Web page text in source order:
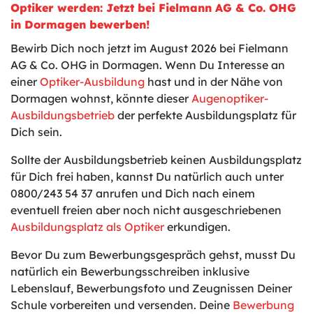
Optiker werden: Jetzt bei Fielmann AG & Co. OHG
in Dormagen bewerben!
Bewirb Dich noch jetzt im August 2026 bei Fielmann
AG & Co. OHG in Dormagen. Wenn Du Interesse an
einer Optiker-Ausbildung hast und in der Nähe von
Dormagen wohnst, könnte dieser Augenoptiker-
Ausbildungsbetrieb der perfekte Ausbildungsplatz für
Dich sein.
Sollte der Ausbildungsbetrieb keinen Ausbildungsplatz
für Dich frei haben, kannst Du natürlich auch unter
0800/243 54 37 anrufen und Dich nach einem
eventuell freien aber noch nicht ausgeschriebenen
Ausbildungsplatz als Optiker erkundigen.
Bevor Du zum Bewerbungsgespräch gehst, musst Du
natürlich ein Bewerbungsschreiben inklusive
Lebenslauf, Bewerbungsfoto und Zeugnissen Deiner
Schule vorbereiten und versenden. Deine Bewerbung